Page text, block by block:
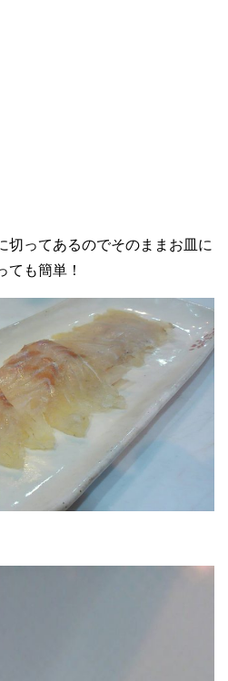
切ってあるのでそのままお皿に
ても簡単！